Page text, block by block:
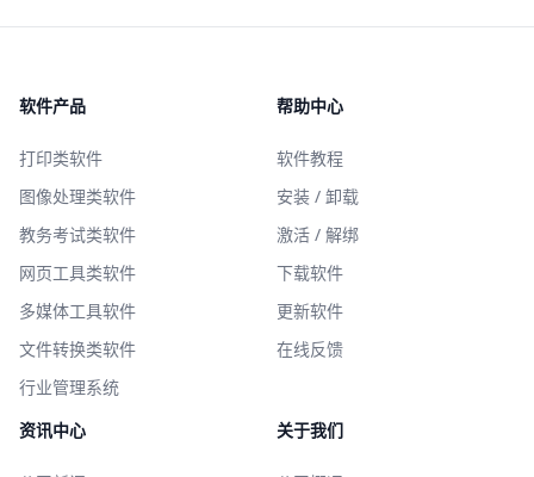
软件产品
打印类软件
图像处理类软件
教务考试类软件
网页工具类软件
多媒体工具软件
文件转换类软件
行业管理系统
帮助中心
软件教程
安装 / 卸载
激活 / 解绑
下载软件
更新软件
在线反馈
资讯中心 关于我们